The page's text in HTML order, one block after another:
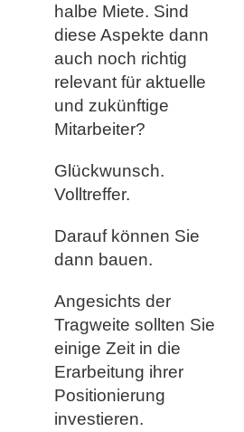
halbe Miete. Sind
diese Aspekte dann
auch noch richtig
relevant für aktuelle
und zukünftige
Mitarbeiter?
Glückwunsch.
Volltreffer.
Darauf können Sie
dann bauen.
Angesichts der
Tragweite sollten Sie
einige Zeit in die
Erarbeitung ihrer
Positionierung
investieren.